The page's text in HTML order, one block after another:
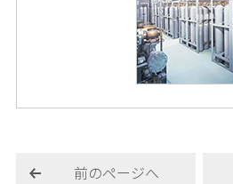
前のページへ